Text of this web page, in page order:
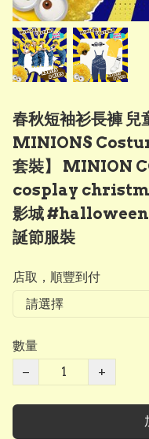
春秋短袖衫長褲 兒
MINIONS
套裝】 MINION
cosplay
影城 #halloween
誕節服裝
店取，順豐到付
數量
−
+